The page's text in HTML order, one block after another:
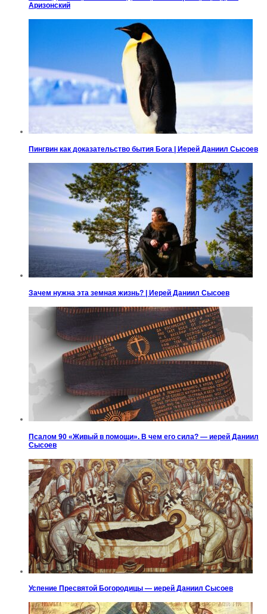
Аризонский
Пингвин как доказательство бытия Бога | Иерей Даниил Сысоев
Зачем нужна эта земная жизнь? | Иерей Даниил Сысоев
Псалом 90 «Живый в помощи». В чем его сила? — иерей Даниил
Сысоев
Успение Пресвятой Богородицы — иерей Даниил Сысоев